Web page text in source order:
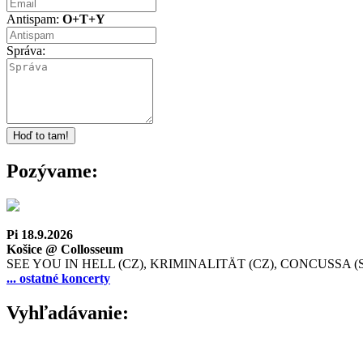
Antispam: O+T+Y
Správa:
Pozývame:
Pi 18.9.2026
Košice @ Collosseum
SEE YOU IN HELL (CZ), KRIMINALITÄT (CZ), CONCUSSA
... ostatné koncerty
Vyhľadávanie: